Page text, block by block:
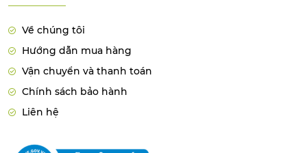
Về chúng tôi
Hướng dẫn mua hàng
Vận chuyển và thanh toán
Chính sách bảo hành
Liên hệ